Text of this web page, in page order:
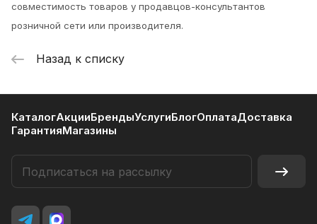
совместимость товаров у продавцов-консультантов
розничной сети или производителя.
Назад к списку
КаталогАкцииБрендыУслугиБлогОплатаДоставка
ГарантияМагазины